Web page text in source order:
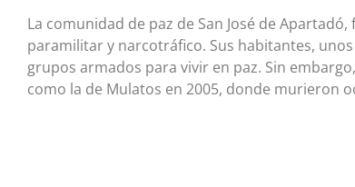
La comunidad de paz de San José de
paramilitar y narcotráfico. Sus habitantes,
grupos armados para vivir en paz. Sin
como la de Mulatos en 2005, donde murieron